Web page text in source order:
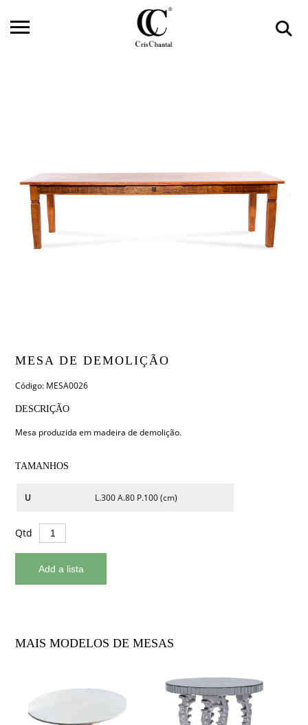
MESA DE DEMOLIÇÃO
Código: MESA0026
DESCRIÇÃO
Mesa produzida em madeira de demolição.
TAMANHOS
U L.300 A.80 P.100 (cm)
Qtd
MAIS MODELOS DE MESAS